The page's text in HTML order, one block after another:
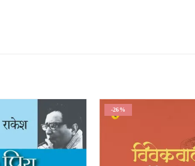
-26%